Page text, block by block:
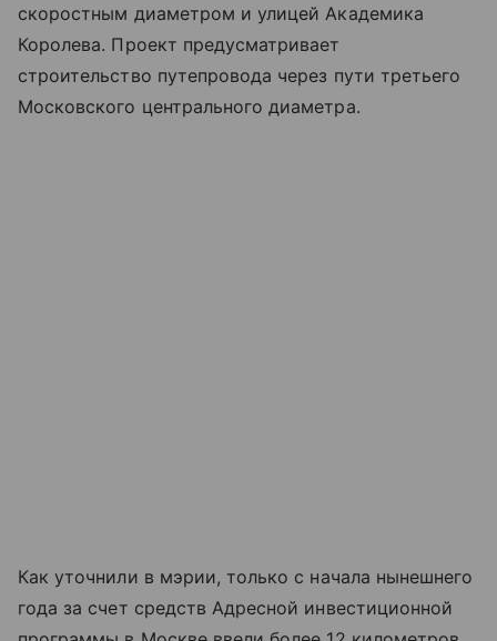
скоростным диаметром и улицей Академика
Королева. Проект предусматривает
строительство путепровода через пути третьего
Московского центрального диаметра.
Как уточнили в мэрии, только с начала нынешнего
года за счет средств Адресной инвестиционной